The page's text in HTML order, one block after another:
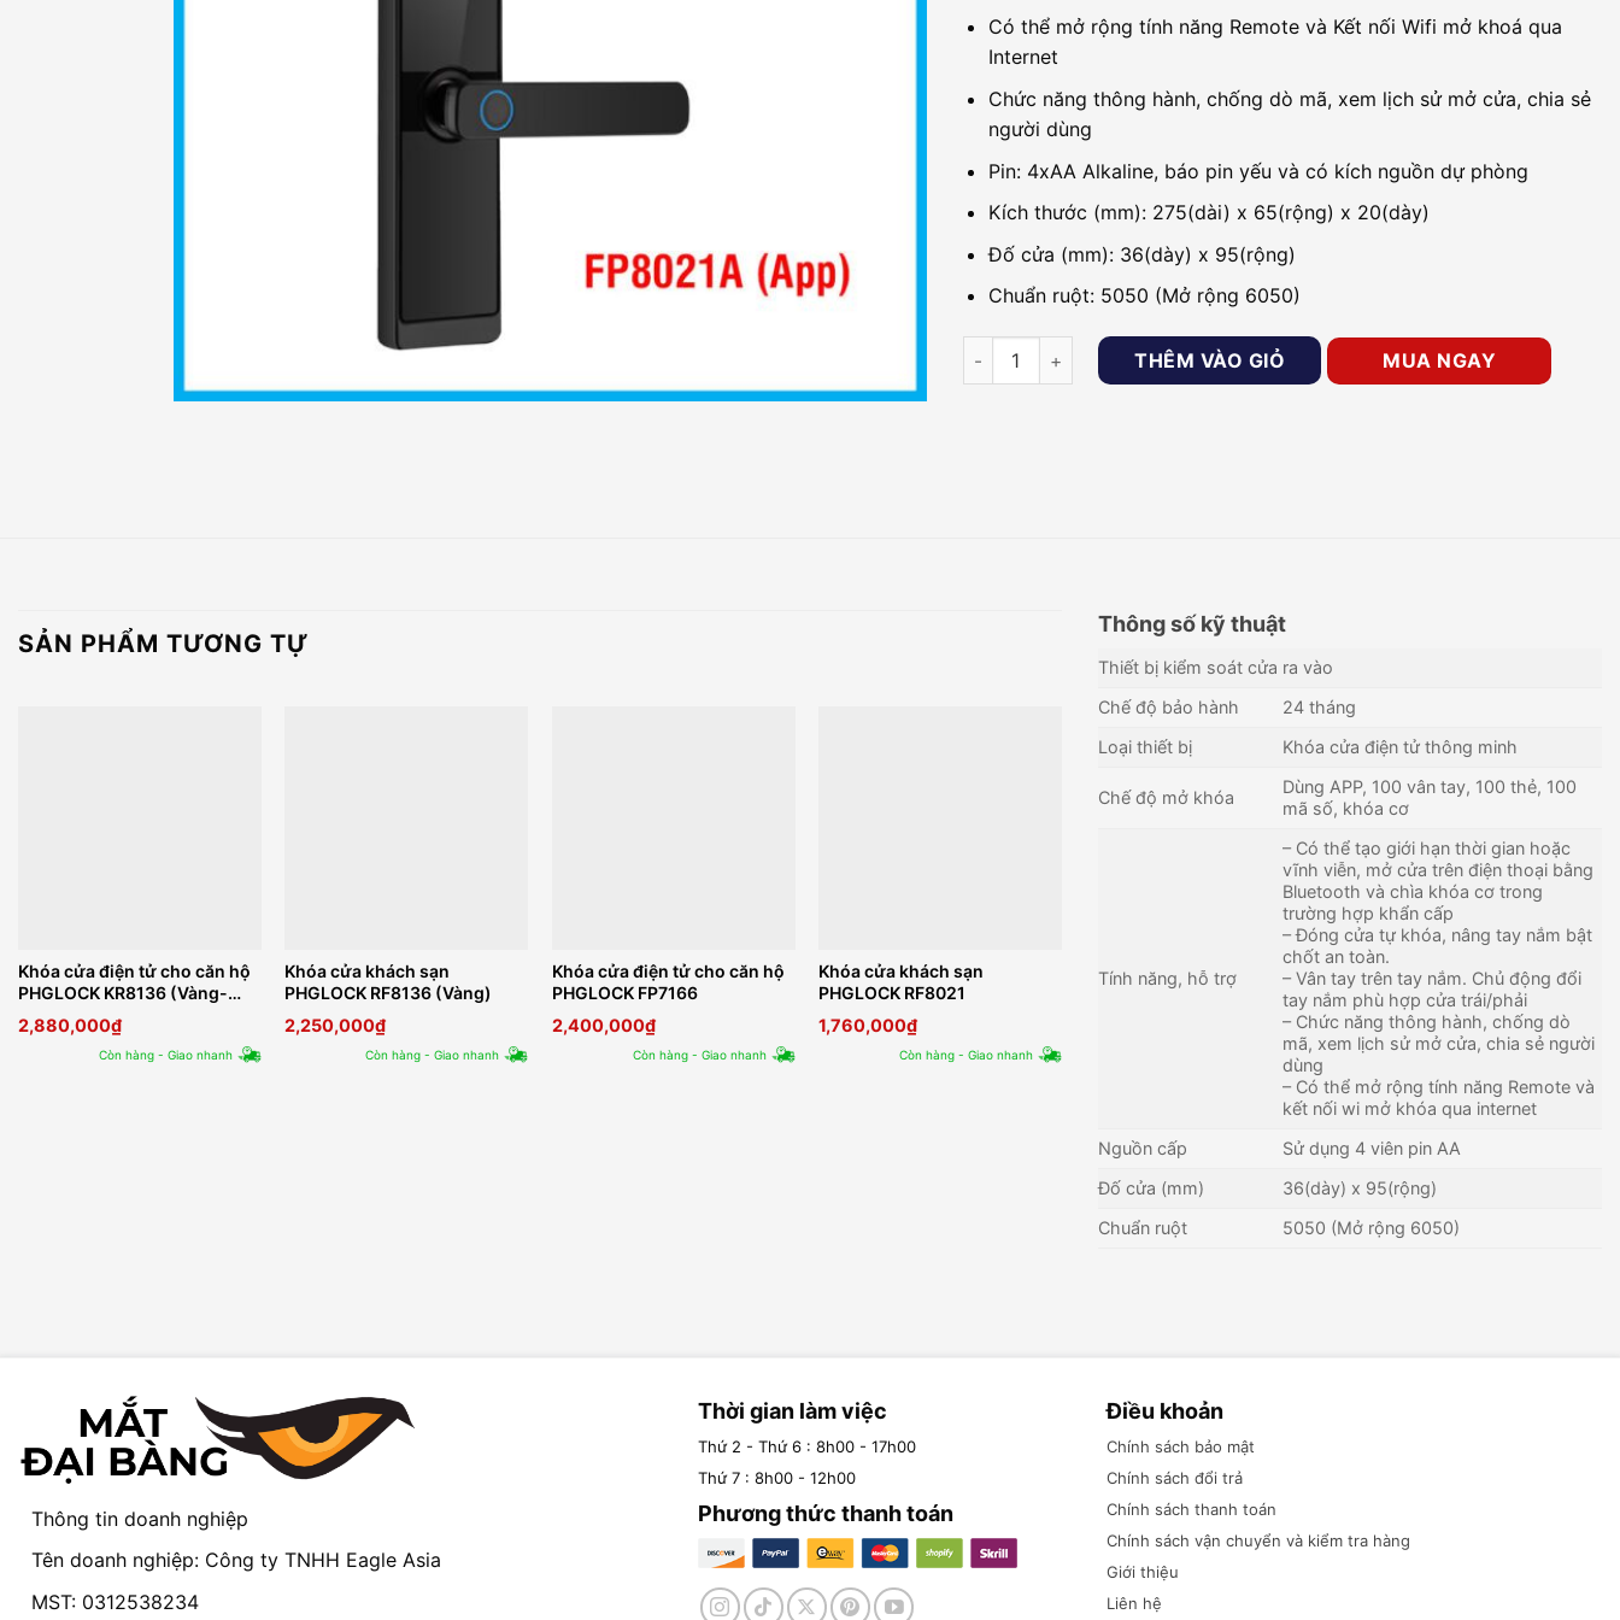
Có thể mở rộng tính năng Remote và Kết nối Wifi mở khoá qua
Internet
Chức năng thông hành, chống dò mã, xem lịch sử mở cửa, chia sẻ
người dùng
Pin: 4xAA Alkaline, báo pin yếu và có kích nguồn dự phòng
Kích thước (mm): 275(dài) x 65(rộng) x 20(dày)
Đố cửa (mm): 36(dày) x 95(rộng)
Chuẩn ruột: 5050 (Mở rộng 6050)
Khóa cửa điện tử cho căn hộ PHGLOCK FP8021A (App) số lượng
THÊM VÀO GIỎ MUA NGAY
SẢN PHẨM TƯƠNG TỰ
Khóa cửa điện tử cho căn hộ
PHGLOCK KR8136 (Vàng-
App)
2,880,000₫
Còn hàng - Giao nhanh
Khóa cửa khách sạn
PHGLOCK RF8136 (Vàng)
2,250,000₫
Còn hàng - Giao nhanh
Khóa cửa điện tử cho căn hộ
PHGLOCK FP7166
2,400,000₫
Còn hàng - Giao nhanh
Khóa cửa khách sạn
PHGLOCK RF8021
1,760,000₫
Còn hàng - Giao nhanh
Khóa cửa điện tử cho căn hộ
PHGLOCK FP8501A (App)
Còn hàng - Giao nhanh
Khóa cửa nhận diện khuôn
mặt PHGLOCK FL8080
9,920,000₫
Còn hàng - Giao nhanh
Thông số kỹ thuật
Thiết bị kiểm soát cửa ra vào
Chế độ bảo hành
24 tháng
Loại thiết bị
Khóa cửa điện tử thông minh
Chế độ mở khóa
Dùng APP, 100 vân tay, 100 thẻ, 100
mã số, khóa cơ
Tính năng, hỗ trợ
– Có thể tạo giới hạn thời gian hoặc
vĩnh viễn, mở cửa trên điện thoại bằng
Bluetooth và chìa khóa cơ trong
trường hợp khẩn cấp
– Đóng cửa tự khóa, nâng tay nắm bật
chốt an toàn.
– Vân tay trên tay nắm. Chủ động đổi
tay nắm phù hợp cửa trái/phải
– Chức năng thông hành, chống dò
mã, xem lịch sử mở cửa, chia sẻ người
dùng
– Có thể mở rộng tính năng Remote và
kết nối wi mở khóa qua internet
Nguồn cấp
Sử dụng 4 viên pin AA
Đố cửa (mm)
36(dày) x 95(rộng)
Chuẩn ruột
5050 (Mở rộng 6050)
Thông tin doanh nghiệp
Tên doanh nghiệp: Công ty TNHH Eagle Asia
MST: 0312538234
Thời gian làm việc
Thứ 2 - Thứ 6 : 8h00 - 17h00
Thứ 7 : 8h00 - 12h00
Phương thức thanh toán
Điều khoản
Chính sách bảo mật
Chính sách đổi trả
Chính sách thanh toán
Chính sách vận chuyển và kiểm tra hàng
Giới thiệu
Liên hệ